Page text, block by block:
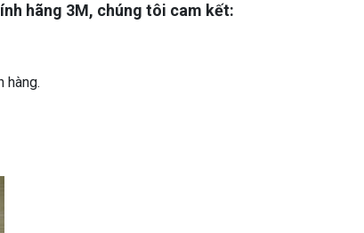
hãng 3M, chúng tôi cam kết:
hàng.